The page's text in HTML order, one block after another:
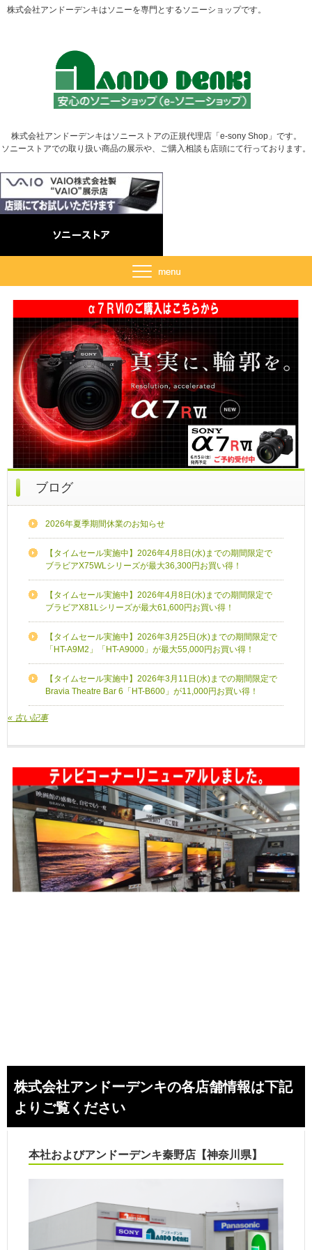
株式会社アンドーデンキはソニーを専門とするソニーショップです。
株式会社アンドーデンキはソニーストアの正規代理店「e-sony Shop」です。
ソニーストアでの取り扱い商品の展示や、ご購入相談も店頭にて行っております。
ブログ
2026年夏季期間休業のお知らせ
【タイムセール実施中】2026年4月8日(水)までの期間限定で
ブラビアX75WLシリーズが最大36,300円お買い得！
【タイムセール実施中】2026年4月8日(水)までの期間限定で
ブラビアX81Lシリーズが最大61,600円お買い得！
【タイムセール実施中】2026年3月25日(水)までの期間限定で
「HT-A9M2」「HT-A9000」が最大55,000円お買い得！
【タイムセール実施中】2026年3月11日(水)までの期間限定で
Bravia Theatre Bar 6「HT-B600」が11,000円お買い得！
« 古い記事
株式会社アンドーデンキの各店舗情報は下記
よりご覧ください
本社およびアンドーデンキ秦野店【神奈川県】